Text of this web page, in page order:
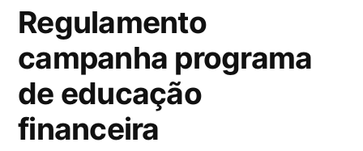
Regulamento
campanha programa
de educação
financeira